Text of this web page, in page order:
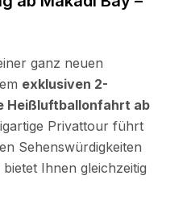
ganz neuen
exklusiven 2-
Heißluftballonfahrt ab
Privattour führt
Sehenswürdigkeiten
Ihnen gleichzeitig